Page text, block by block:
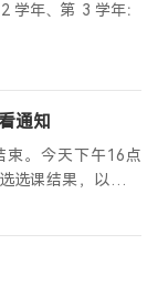
学年、第 3 学年：
通知
束。今天下午16点
选课结果，以便为
。